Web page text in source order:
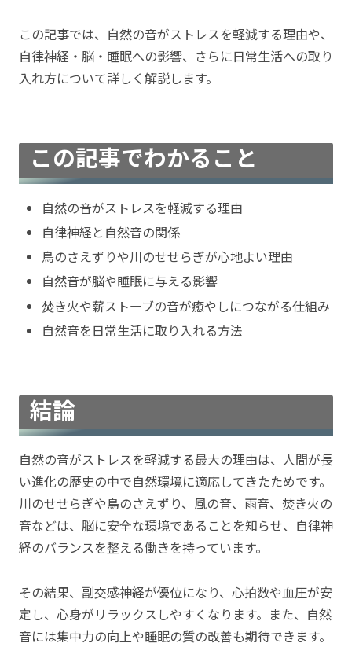
この記事では、自然の音がストレスを軽減する理由や、
自律神経・脳・睡眠への影響、さらに日常生活への取り
入れ方について詳しく解説します。
この記事でわかること
自然の音がストレスを軽減する理由
自律神経と自然音の関係
鳥のさえずりや川のせせらぎが心地よい理由
自然音が脳や睡眠に与える影響
焚き火や薪ストーブの音が癒やしにつながる仕組み
自然音を日常生活に取り入れる方法
結論
自然の音がストレスを軽減する最大の理由は、人間が長
い進化の歴史の中で自然環境に適応してきたためです。
川のせせらぎや鳥のさえずり、風の音、雨音、焚き火の
音などは、脳に安全な環境であることを知らせ、自律神
経のバランスを整える働きを持っています。
その結果、副交感神経が優位になり、心拍数や血圧が安
定し、心身がリラックスしやすくなります。また、自然
音には集中力の向上や睡眠の質の改善も期待できます。